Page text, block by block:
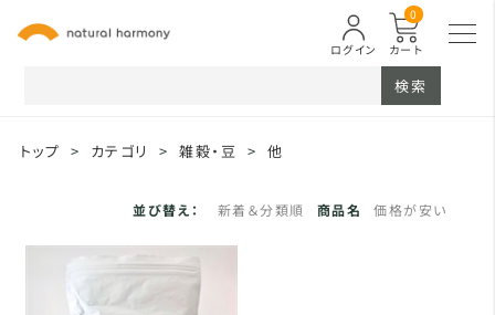
カート
0
ログイン
検索
トップ > カテゴリ > 雑穀・豆 > 他
並び替え： 新着＆分類順 商品名 価格が安い